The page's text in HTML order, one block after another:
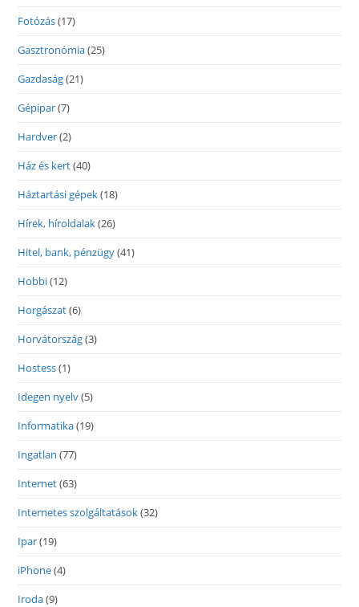
Fotózás(17)
Gasztronómia(25)
Gazdaság(21)
Gépipar(7)
Hardver(2)
Ház és kert(40)
Háztartási gépek(18)
Hírek, híroldalak(26)
Hitel, bank, pénzügy(41)
Hobbi(12)
Horgászat(6)
Horvátország(3)
Hostess(1)
Idegen nyelv(5)
Informatika(19)
Ingatlan (77)
Internet(63)
Internetes szolgáltatások(32)
Ipar(19)
iPhone(4)
Iroda(9)